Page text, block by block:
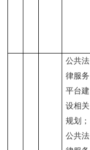
公共法
律服务
平台建
设相关
规划；
公共法